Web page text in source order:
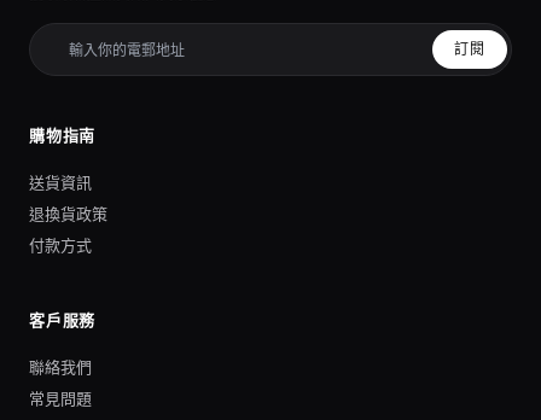
訂閱
購物指南
送貨資訊
退換貨政策
付款方式
客戶服務
聯絡我們
常見問題